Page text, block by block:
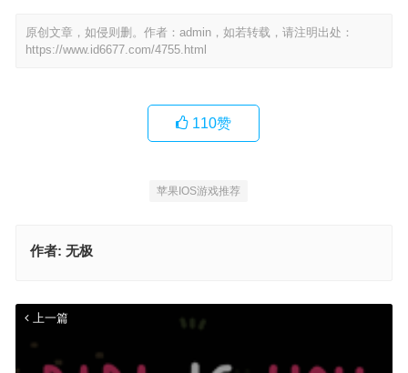
原创文章，如侵则删。作者：admin，如若转载，请注明出处：
https://www.id6677.com/4755.html
110赞
苹果IOS游戏推荐
作者: 无极
上一篇